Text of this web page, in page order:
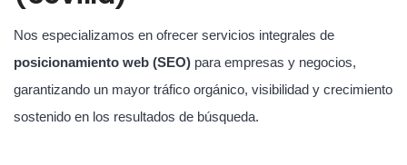
Nos especializamos en ofrecer servicios integrales de
posicionamiento web (SEO) para empresas y negocios,
garantizando un mayor tráfico orgánico, visibilidad y crecimiento
sostenido en los resultados de búsqueda.